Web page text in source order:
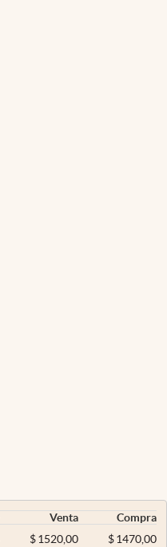
Venta
Compra
$ 1520,00 $1470,00